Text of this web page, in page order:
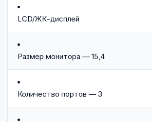
LCD/ЖК-дисплей
Размер монитора — 15,4
Количество портов — 3